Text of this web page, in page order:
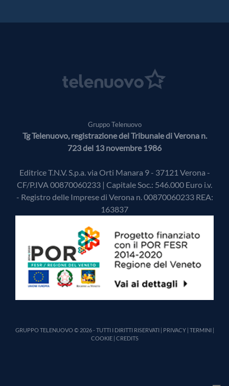
Gruppo Telenuovo
Tg Telenuovo, registrazione del Tribunale di Verona n.
723 del 13 novembre 1986
Editrice T.N.V. S.p.a. via Orti Manara 9 - 37121 Verona -
CF/P.IVA 00870060233 | Capitale Soc.: 546.000 Euro i.v.
- Registro delle Imprese di Verona n. 00870060233 REA:
163837
GRUPPO TELENUOVO © 2026 - TUTTI I DIRITTI RISERVATI | PRIVACY| TERMINI|
COOKIE| CREDITS